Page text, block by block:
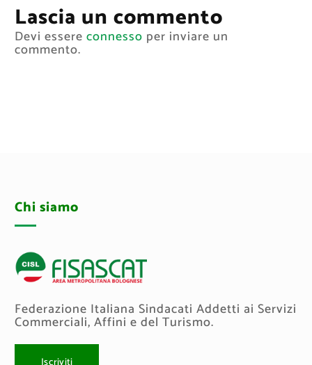
Lascia un commento
Devi essereconnesso per inviare un
commento.
Chi siamo
Federazione Italiana Sindacati Addetti ai Servizi
Commerciali, Affini e del Turismo.